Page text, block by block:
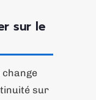
sur le
change
sur